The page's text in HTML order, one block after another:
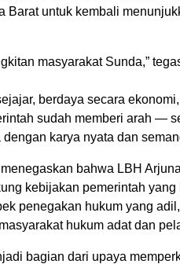
Barat untuk kembali
masyarakat Sunda,”
berdaya secara
sudah memberi arah —
karya nyata dan
bahwa LBH
kebijakan pemerintah
penegakan hukum yang
hukum adat dan
bagian dari upaya